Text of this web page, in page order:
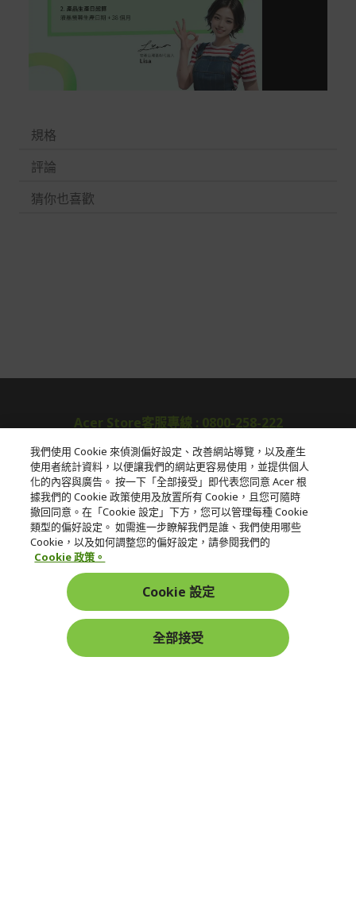
規格
評論
猜你也喜歡
Acer Store客服專線 : 0800-258-222
關於宏碁
服務
宏碁網路商城
在社群上追蹤 Acer
我們使用 Cookie 來偵測偏好設定、改善網站導覽，以及產生
使用者統計資料，以便讓我們的網站更容易使用，並提供個人
化的內容與廣告。 按一下「全部接受」即代表您同意 Acer 根
據我們的 Cookie 政策使用及放置所有 Cookie，且您可隨時
撤回同意。在「Cookie 設定」下方，您可以管理每種 Cookie
類型的偏好設定。 如需進一步瞭解我們是誰、我們使用哪些
Cookie，以及如何調整您的偏好設定，請參閱我們的
Cookie 政策。
Cookie 設定
全部接受